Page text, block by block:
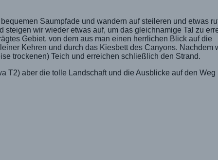
Saumpfade und wandern auf steileren und etwas
wir wieder etwas auf, um das gleichnamige Tal zu
Gebiet, von dem aus man einen herrlichen Blick auf die
Kehren und durch das Kiesbett des Canyons. Nachdem
trockenen) Teich und erreichen schließlich den Strand.
T2) aber die tolle Landschaft und die Ausblicke auf den Weg